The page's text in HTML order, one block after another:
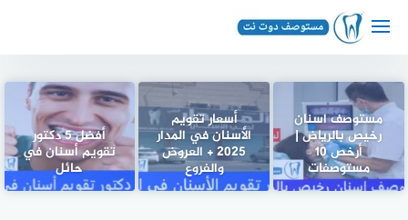
مستوصف اسنان
رخيص بالرياض |
أرخص 10
مستوصفات
أسعار تقويم
الأسنان في المدار
2025 + العروض
والفروع
أفضل 5 دكتور
تقويم أسنان في
حائل